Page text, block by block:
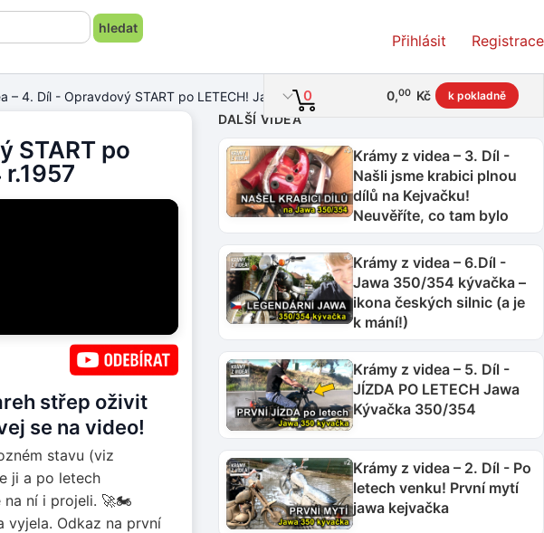
Přihlásit Registrace
0 0,00 Kč k pokladně
– 4. Díl - Opravdový START po LETECH! Jawa kývačka 350/354 r.1957
START po
střep oživit
se na video!
stavu (viz
ji a po letech
na ní i projeli. 🚀🏍️
vyjela. Odkaz na první
DALŠÍ VIDEA
Krámy z videa – 3. Díl -
Našli jsme krabici plnou
dílů na Kejvačku!
Neuvěříte, co tam bylo
Krámy z videa – 6.Díl -
Jawa 350/354 kývačka –
ikona českých silnic (a je
k mání!)
Krámy z videa – 5. Díl -
JÍZDA PO LETECH Jawa
Kývačka 350/354
Krámy z videa – 2. Díl - Po
letech venku! První mytí
jawa kejvačka